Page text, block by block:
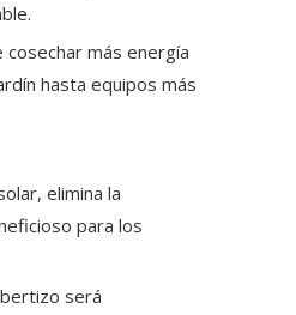
más energía
hasta equipos más
elimina la
para los
será